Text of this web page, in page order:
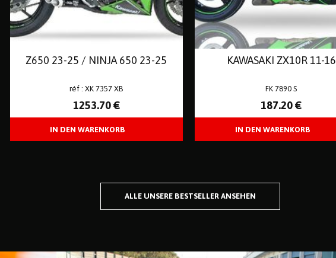
Z650 23-25 / NINJA 650 23-25
réf : XK 7357 XB
1253.70 €
KAWASAKI ZX10R 11-16
FK 7890 S
187.20 €
ALLE UNSERE BESTSELLER ANSEHEN